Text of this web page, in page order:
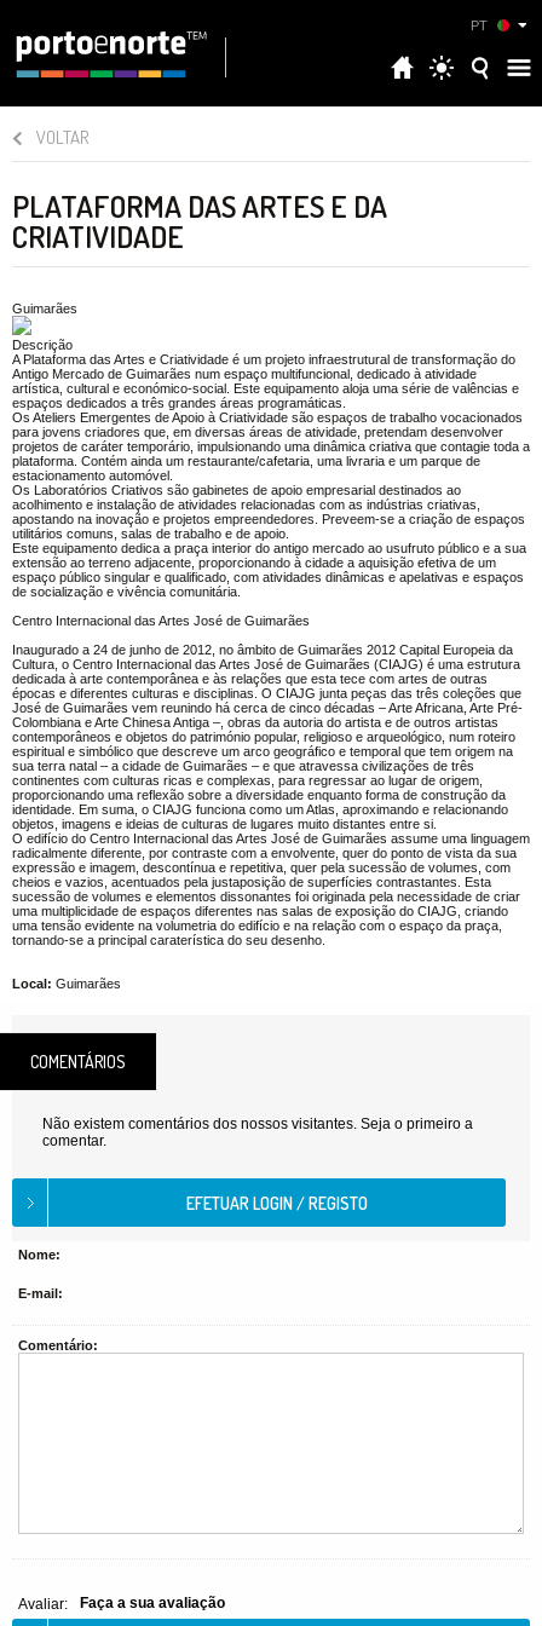
PT
VOLTAR
PLATAFORMA DAS ARTES E DA
CRIATIVIDADE
Guimarães
Descrição
A Plataforma das Artes e Criatividade é um projeto infraestrutural de transformação do
Antigo Mercado de Guimarães num espaço multifuncional, dedicado à atividade
artística, cultural e económico-social. Este equipamento aloja uma série de valências e
espaços dedicados a três grandes áreas programáticas.
Os Ateliers Emergentes de Apoio à Criatividade são espaços de trabalho vocacionados
para jovens criadores que, em diversas áreas de atividade, pretendam desenvolver
projetos de caráter temporário, impulsionando uma dinâmica criativa que contagie toda a
plataforma. Contém ainda um restaurante/cafetaria, uma livraria e um parque de
estacionamento automóvel.
Os Laboratórios Criativos são gabinetes de apoio empresarial destinados ao
acolhimento e instalação de atividades relacionadas com as indústrias criativas,
apostando na inovação e projetos empreendedores. Preveem-se a criação de espaços
utilitários comuns, salas de trabalho e de apoio.
Este equipamento dedica a praça interior do antigo mercado ao usufruto público e a sua
extensão ao terreno adjacente, proporcionando à cidade a aquisição efetiva de um
espaço público singular e qualificado, com atividades dinâmicas e apelativas e espaços
de socialização e vivência comunitária.
Centro Internacional das Artes José de Guimarães
Inaugurado a 24 de junho de 2012, no âmbito de Guimarães 2012 Capital Europeia da
Cultura, o Centro Internacional das Artes José de Guimarães (CIAJG) é uma estrutura
dedicada à arte contemporânea e às relações que esta tece com artes de outras
épocas e diferentes culturas e disciplinas. O CIAJG junta peças das três coleções que
José de Guimarães vem reunindo há cerca de cinco décadas – Arte Africana, Arte Pré-
Colombiana e Arte Chinesa Antiga –, obras da autoria do artista e de outros artistas
contemporâneos e objetos do património popular, religioso e arqueológico, num roteiro
espiritual e simbólico que descreve um arco geográfico e temporal que tem origem na
sua terra natal – a cidade de Guimarães – e que atravessa civilizações de três
continentes com culturas ricas e complexas, para regressar ao lugar de origem,
proporcionando uma reflexão sobre a diversidade enquanto forma de construção da
identidade. Em suma, o CIAJG funciona como um Atlas, aproximando e relacionando
objetos, imagens e ideias de culturas de lugares muito distantes entre si.
O edifício do Centro Internacional das Artes José de Guimarães assume uma linguagem
radicalmente diferente, por contraste com a envolvente, quer do ponto de vista da sua
expressão e imagem, descontínua e repetitiva, quer pela sucessão de volumes, com
cheios e vazios, acentuados pela justaposição de superfícies contrastantes. Esta
sucessão de volumes e elementos dissonantes foi originada pela necessidade de criar
uma multiplicidade de espaços diferentes nas salas de exposição do CIAJG, criando
uma tensão evidente na volumetria do edifício e na relação com o espaço da praça,
tornando-se a principal caraterística do seu desenho.
Local: Guimarães
COMENTÁRIOS
Não existem comentários dos nossos visitantes. Seja o primeiro a
comentar.
Nome:
E-mail:
Comentário:
Avaliar: Faça a sua avaliação